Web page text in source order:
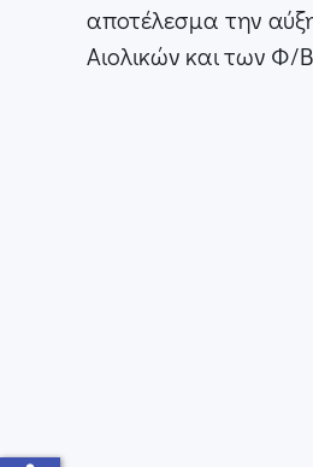
αποτέλεσμα την
Αιολικών και των Φ/